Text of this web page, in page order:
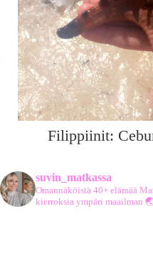
Filippiinit:
suvin_matkassa
Omannäköistä 40+ elämää
kierroksia ympäri maailman